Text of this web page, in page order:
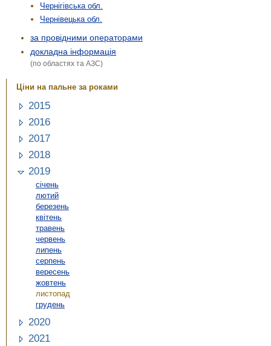
Чернігівська обл.
Чернівецька обл.
за провідними операторами
докладна інформація
(по областях та АЗС)
Ціни на пальне за роками
2015
2016
2017
2018
2019
січень
лютий
березень
квітень
травень
червень
липень
серпень
вересень
жовтень
листопад
грудень
2020
2021